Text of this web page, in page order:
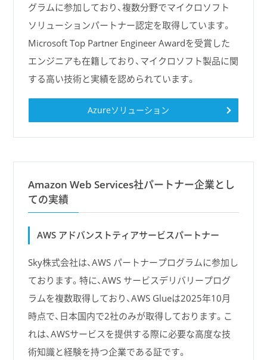
グラムに参加しており、複数分野でマイクロソフト
ソリューションパートナー認定を取得しています。
Microsoft Top Partner Engineer Awardを受賞した
エンジニアも在籍しており、マイクロソフト製品に関
する高い技術と実績を認められています。
Azureソリューション
Amazon Web Services社パートナー企業とし
ての実績
AWS アドバンストティアサービスパートナー
Sky株式会社は、AWS パートナープログラムに参加し
ております。特に、AWS サービスデリバリープログ
ラムを複数取得しており、AWS Glueは2025年10月
時点で、日本国内で2社のみが取得しております。こ
れは、AWSサービスを提供する際に必要な高度な技
術知識と経験を持つ企業である証です。